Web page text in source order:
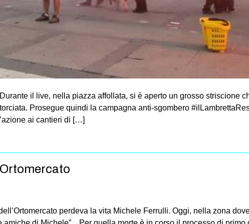
il live, nella piazza affollata, si è aperto un grosso striscione
Prosegue quindi la campagna anti-sgombero
ai cantieri di […]
perdeva la vita Michele Ferrulli. Oggi, nella zona